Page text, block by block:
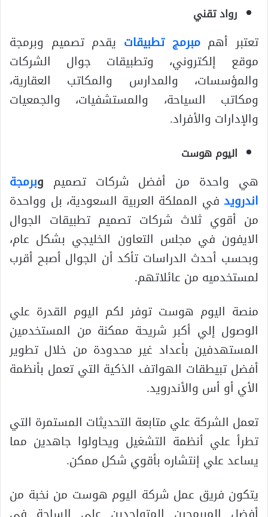
رواد تقني
تعتبر أهممبرمج تطبيقات يقدم تصميم وبرمجة
موقع إلكتروني، وتطبيقات جوال الشركات
والمؤسسات، والمدارس والمكاتب العقارية،
ومكاتب السياحة، والمستشفيات، والجمعيات
والإدارات والأفراد.
اليوم هوست
هي واحدة من أفضل شركات تصميم وبرمجة
اندرويد في المملكة العربية السعودية، بل وواحدة
من أقوي ثلاث شركات تصميم تطبيقات الجوال
الايفون في مجلس التعاون الخليجي بشكل عام،
وبحسب أحدث الدراسات تأكد أن الجوال أصبح أقرب
لمستخدميه من عائلاتهم.
منصة اليوم هوست توفر لكم اليوم القدرة علي
الوصول إلي أكبر شريحة ممكنة من المستخدمين
المستهدفين بأعداد غير محدودة من خلال تطوير
أفضل تبيطقات الهواتف الذكية التي تعمل بأنظمة
الأي أو أس والأندرويد.
تعمل الشركة علي متابعة التحديثات المستمرة التي
تطرأ علي أنظمة التشغيل ويحاولوا جاهدين مما
يساعد علي إنتشاره بأقوي شكل ممكن.
يتكون فريق عمل شركة اليوم هوست من نخبة من